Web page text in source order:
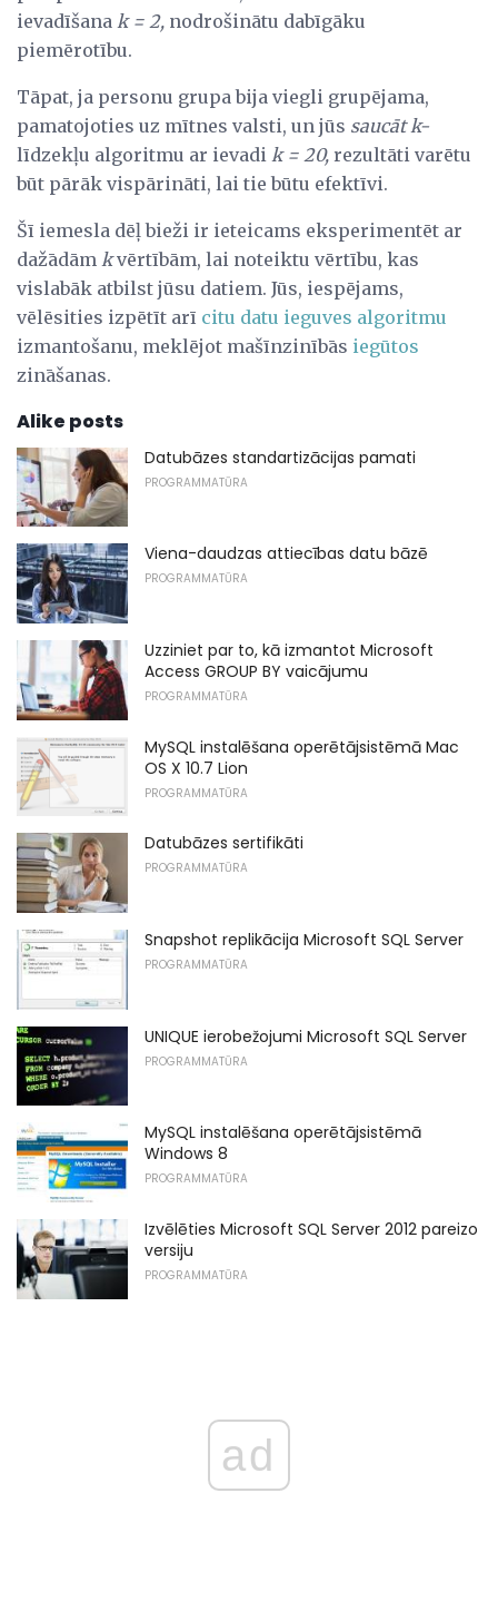
ievadīšana k = 2, nodrošinātu dabīgāku
piemērotību.
Tāpat, ja personu grupa bija viegli grupējama,
pamatojoties uz mītnes valsti, un jūs saucāt k-
līdzekļu algoritmu ar ievadi k = 20, rezultāti varētu
būt pārāk vispārināti, lai tie būtu efektīvi.
Šī iemesla dēļ bieži ir ieteicams eksperimentēt ar
dažādām kvērtībām, lai noteiktu vērtību, kas
vislabāk atbilst jūsu datiem. Jūs, iespējams,
vēlēsities izpētīt arī citu datu ieguves algoritmu
izmantošanu, meklējot mašīnzinībās iegūtos
zināšanas.
Alike posts
Datubāzes standartizācijas pamati
PROGRAMMATŪRA
Viena-daudzas attiecības datu bāzē
PROGRAMMATŪRA
Uzziniet par to, kā izmantot Microsoft
Access GROUP BY vaicājumu
PROGRAMMATŪRA
MySQL instalēšana operētājsistēmā Mac
OS X 10.7 Lion
PROGRAMMATŪRA
Datubāzes sertifikāti
PROGRAMMATŪRA
Snapshot replikācija Microsoft SQL Server
PROGRAMMATŪRA
UNIQUE ierobežojumi Microsoft SQL Server
PROGRAMMATŪRA
MySQL instalēšana operētājsistēmā
Windows 8
PROGRAMMATŪRA
Izvēlēties Microsoft SQL Server 2012 pareizo
versiju
PROGRAMMATŪRA
ad